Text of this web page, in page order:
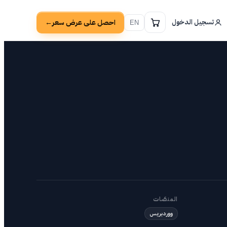
تسجيل الدخول EN احصل على عرض سعر→
المنصّات
ووردبريس